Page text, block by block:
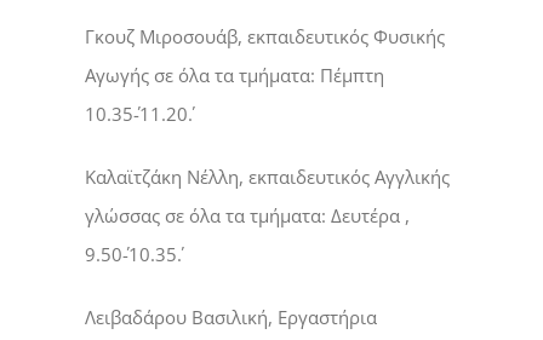
Γκουζ Μιροσουάβ, εκπαιδευτικός Φυσικής
Αγωγής σε όλα τα τμήματα: Πέμπτη
10.35΄-11.20΄.
Καλαϊτζάκη Νέλλη, εκπαιδευτικός Αγγλικής
γλώσσας σε όλα τα τμήματα: Δευτέρα ,
9.50΄-10.35΄.
Λειβαδάρου Βασιλική, Εργαστήρια